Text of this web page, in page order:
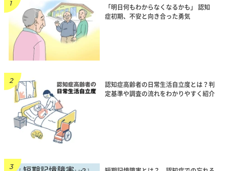
「明日何もわからなくなるかも」 認知
症初期、不安と向き合った勇気
認知症高齢者の日常生活自立度とは？判
定基準や調査の流れをわかりやすく紹介